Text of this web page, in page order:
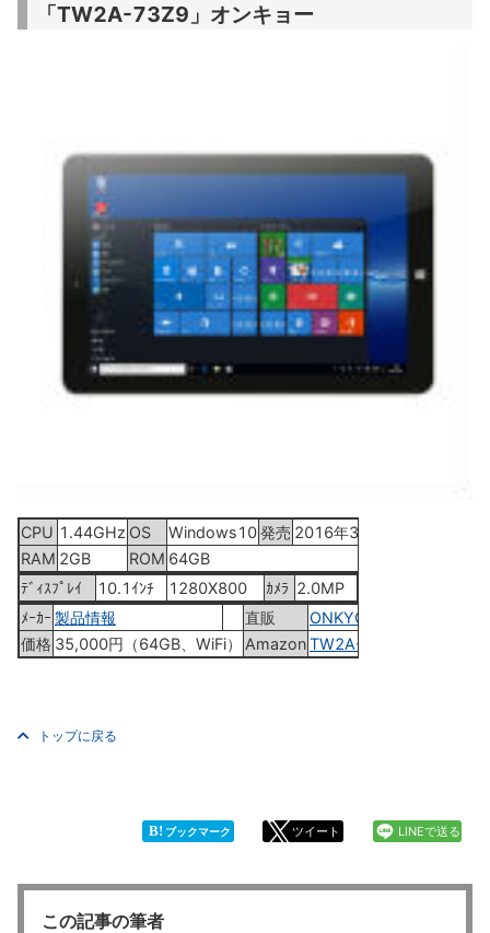
「TW2A-73Z9」オンキョー
CPU 1.44GHz OS Windows10発売 2016年3月24日
RAM 2GB ROM 64GB
ﾃﾞｨｽﾌﾟﾚｲ
10.1ｲﾝﾁ 1280X800 ｶﾒﾗ 2.0MP
ﾒｰｶｰ 製品情報 直販
ONKYO Web
価格 35,000円（64GB、WiFi） AmazonTW2A-73Z9
トップに戻る
B! ブックマーク ツイート LINEで送る
この記事の筆者